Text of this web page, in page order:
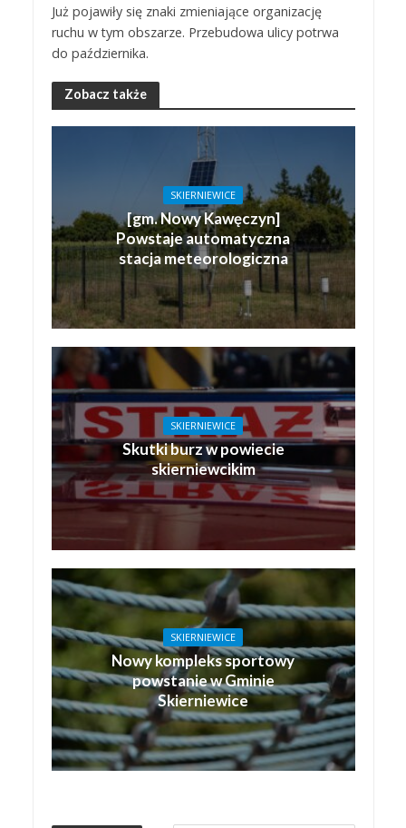
Już pojawiły się znaki zmieniające organizację
ruchu w tym obszarze. Przebudowa ulicy potrwa
do października.
Zobacz także
SKIERNIEWICE
[gm. Nowy Kawęczyn]
Powstaje automatyczna
stacja meteorologiczna
SKIERNIEWICE
Skutki burz w powiecie
skierniewcikim
SKIERNIEWICE
Nowy kompleks sportowy
powstanie w Gminie
Skierniewice